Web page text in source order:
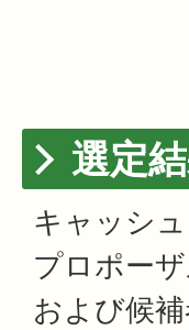
選定
キャッシ
プロポー
および候